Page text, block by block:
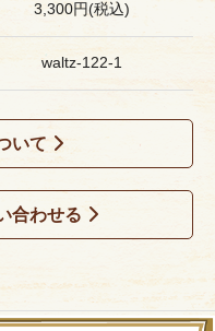
3,300円(税込)
waltz-122-1
いて
合わせる